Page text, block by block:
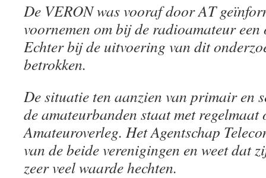
De VERON was vooraf door AT
voornemen om bij de radioamateur
Echter bij de uitvoering van dit
betrokken.
De situatie ten aanzien van primair en
de amateurbanden staat met regelmaat
Amateuroverleg. Het Agentschap
van de beide verenigingen en weet dat
zeer veel waarde hechten.